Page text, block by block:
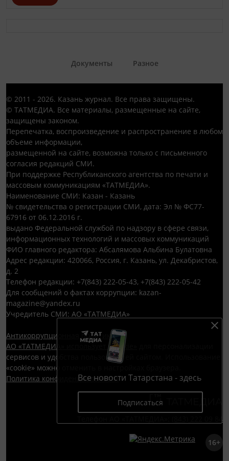
Все новости Татарстана - здесь
Подписаться
Документы Разное
© 2011 - 2026. Казань журнал. Все права защищены.
© ТАТМЕДИА. Все материалы, размещенные на сайте,
защищены законом.
Перепечатка, воспроизведение и распространение в любом
объеме информации,
размещенной на сайте, возможна только с письменного
согласия редакций СМИ.
При поддержке Республиканского агентства по печати и
массовым коммуникациям «ТАТМЕДИА».
Наименование СМИ: Казан - Казань
№ свидетельства о регистрации СМИ, дата: Эл № ФС77-
67916 от 06.12.2016 г.
выдано Федеральной службой по надзору в сфере связи,
информационных технологий и массовых коммуникаций
ФИО главного редактора: Абсалямова Альбина Булатовна
Адрес редакции: 420066, Россия, г. Казань, ул. Декабристов,
д. 2
Телефон редакции: +7(843) 222-05-43, +7(843) 222-05-42
Для сообщений о фактах коррупции: kazan-
magazine@yandex.ru
Учредитель СМИ: АО «ТАТМЕДИА»
Антикоррупционная политика
АО «ТАТМЕДИА» использует «cookie»
сервисов и удобства пользователей сайтом. Использование
«cookie» можно отменить в настройках браузера.
Политика конфиденциальности
(843) 222 09 84
16+